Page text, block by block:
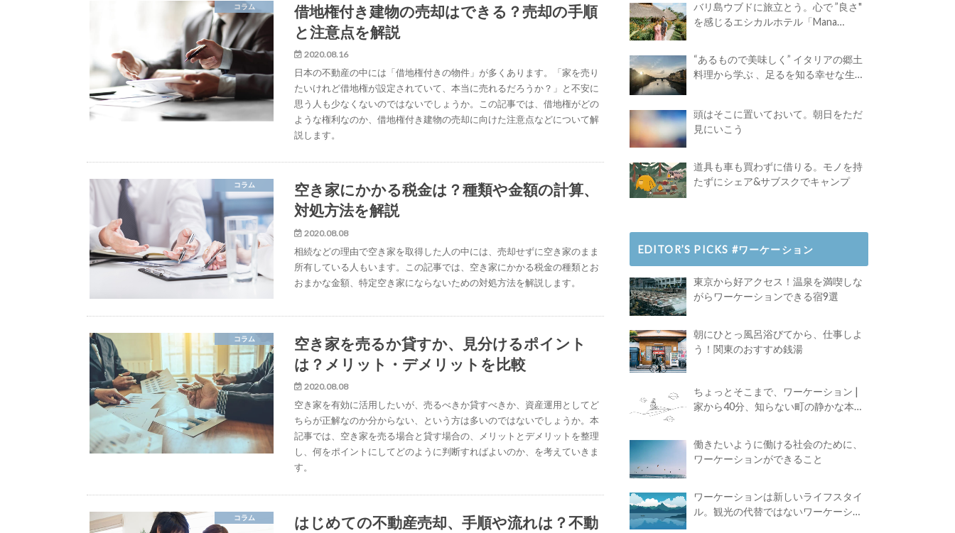
コラム
借地権付き建物の売却はできる？売却の手順
と注意点を解説
2020.08.16
日本の不動産の中には「借地権付きの物件」が多くあります。「家を売り
たいけれど借地権が設定されていて、本当に売れるだろうか？」と不安に
思う人も少なくないのではないでしょうか。この記事では、借地権がどの
ような権利なのか、借地権付き建物の売却に向けた注意点などについて解
説します。
コラム
空き家にかかる税金は？種類や金額の計算、
対処方法を解説
2020.08.08
相続などの理由で空き家を取得した人の中には、売却せずに空き家のまま
所有している人もいます。この記事では、空き家にかかる税金の種類とお
おまかな金額、特定空き家にならないための対処方法を解説します。
コラム
空き家を売るか貸すか、見分けるポイント
は？メリット・デメリットを比較
2020.08.08
空き家を有効に活用したいが、売るべきか貸すべきか、資産運用としてど
ちらが正解なのか分からない、という方は多いのではないでしょうか。本
記事では、空き家を売る場合と貸す場合の、メリットとデメリットを整理
し、何をポイントにしてどのように判断すればよいのか、を考えていきま
す。
コラム
はじめての不動産売却、手順や流れは？不動
バリ島ウブドに旅立とう。心で ”良さ"
を感じるエシカルホテル「Mana
“あるもので美味しく” イタリアの郷土
料理から学ぶ 、足るを知る幸せな生き
頭はそこに置いておいて。朝日をただ
見にいこう
道具も車も買わずに借りる。モノを持
たずにシェア&サブスクでキャンプ
EDITOR’S PICKS #ワーケーション
東京から好アクセス！温泉を満喫しな
がらワーケーションできる宿9選
朝にひとっ風呂浴びてから、仕事しよ
う！関東のおすすめ銭湯
ちょっとそこまで、ワーケーション |
家から40分、知らない町の静かな本屋
働きたいように働ける社会のために、
ワーケーションができること
ワーケーションは新しいライフスタイ
ル。観光の代替ではないワーケーショ